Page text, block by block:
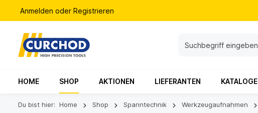
Anmelden oder Registrieren
HOME SHOP AKTIONEN LIEFERANTEN KATALOGE
Du bist hier: Home Shop Spanntechnik Werkzeugaufnahmen